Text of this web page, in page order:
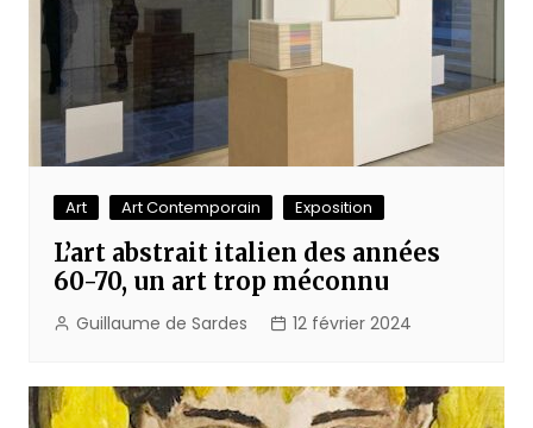
Art Art Contemporain Exposition
L’art abstrait italien des années
60-70, un art trop méconnu
Guillaume de Sardes 12 février 2024